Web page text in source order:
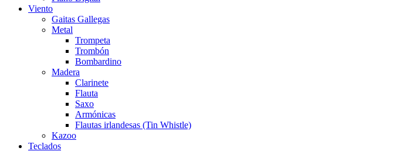
Viento
Gaitas Gallegas
Metal
Trompeta
Trombón
Bombardino
Madera
Clarinete
Flauta
Saxo
Armónicas
Flautas irlandesas (Tin Whistle)
Kazoo
Teclados